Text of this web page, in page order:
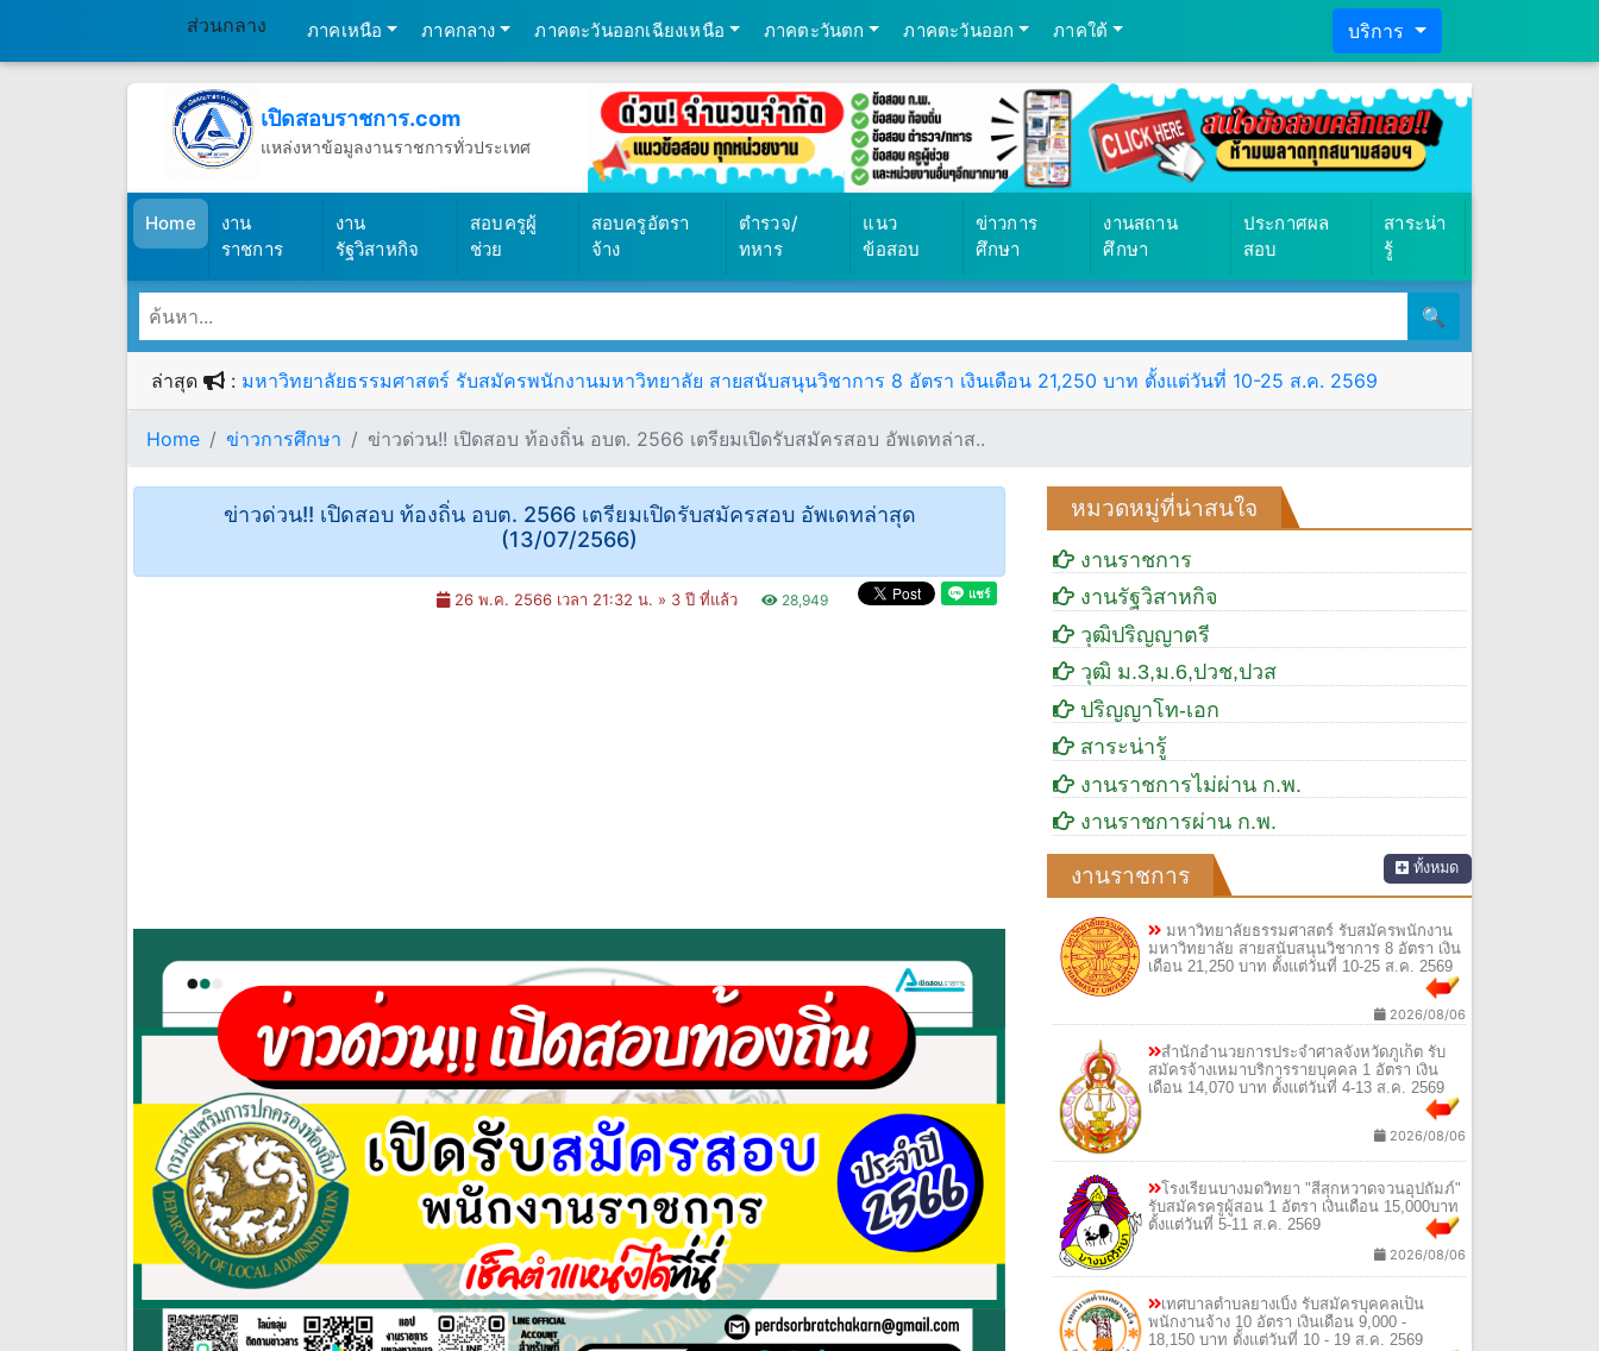
ส่วนกลาง ภาคเหนือ ภาคกลาง ภาคตะวันออกเฉียงเหนือ ภาคตะวันตก ภาคตะวันออก ภาคใต้ บริการ
เปิดสอบราชการ.com
แหล่งหาข้อมูลงานราชการทั่วประเทศ
Home(เปิดสอบราชการ)
งาน
ราชการ
งาน
รัฐวิสาหกิจ
สอบครูผู้
ช่วย
สอบครูอัตรา
จ้าง
ตำรวจ/
ทหาร
แนว
ข้อสอบ
ข่าวการ
ศึกษา
งานสถาน
ศึกษา
ประกาศผล
สอบ
สาระน่า
รู้
🔍
ล่าสุด : มหาวิทยาลัยธรรมศาสตร์ รับสมัครพนักงานมหาวิทยาลัย สายสนับสนุนวิชาการ 8 อัตรา เงินเดือน 21,250 บาท ตั้งแต่วันที่ 10-25 ส.ค. 2569
Home ข่าวการศึกษา ข่าวด่วน!! เปิดสอบ ท้องถิ่น อบต. 2566 เตรียมเปิดรับสมัครสอบ อัพเดทล่าส..
ข่าวด่วน!! เปิดสอบ ท้องถิ่น อบต. 2566 เตรียมเปิดรับสมัครสอบ อัพเดทล่าสุด
(13/07/2566)
26 พ.ค. 2566 เวลา 21:32 น. » 3 ปี ที่แล้ว 28,949
หมวดหมู่ที่น่าสนใจ
งานราชการ
งานรัฐวิสาหกิจ
วุฒิปริญญาตรี
วุฒิ ม.3,ม.6,ปวช,ปวส
ปริญญาโท-เอก
สาระน่ารู้
งานราชการไม่ผ่าน ก.พ.
งานราชการผ่าน ก.พ.
งานราชการ ทั้งหมด
มหาวิทยาลัยธรรมศาสตร์ รับสมัครพนักงาน
มหาวิทยาลัย สายสนับสนุนวิชาการ 8 อัตรา เงิน
เดือน 21,250 บาท ตั้งแต่วันที่ 10-25 ส.ค. 2569
2026/08/06
สำนักอำนวยการประจำศาลจังหวัดภูเก็ต รับ
สมัครจ้างเหมาบริการรายบุคคล 1 อัตรา เงิน
เดือน 14,070 บาท ตั้งแต่วันที่ 4-13 ส.ค. 2569
2026/08/06
โรงเรียนบางมดวิทยา "สีสุกหวาดจวนอุปถัมภ์"
รับสมัครครูผู้สอน 1 อัตรา เงินเดือน 15,000บาท
ตั้งแต่วันที่ 5-11 ส.ค. 2569
2026/08/06
เทศบาลตำบลยางเบิ้ง รับสมัครบุคคลเป็น
พนักงานจ้าง 10 อัตรา เงินเดือน 9,000 -
18,150 บาท ตั้งแต่วันที่ 10 - 19 ส.ค. 2569